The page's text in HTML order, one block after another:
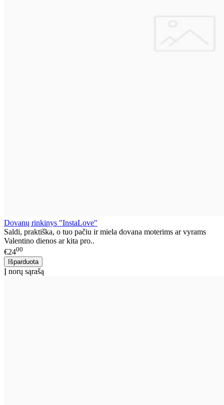
Dovanų rinkinys "InstaLove"
Saldi, praktiška, o tuo pačiu ir miela dovana moterims ar vyrams
Valentino dienos ar kita pro..
€2400
Į norų sąrašą